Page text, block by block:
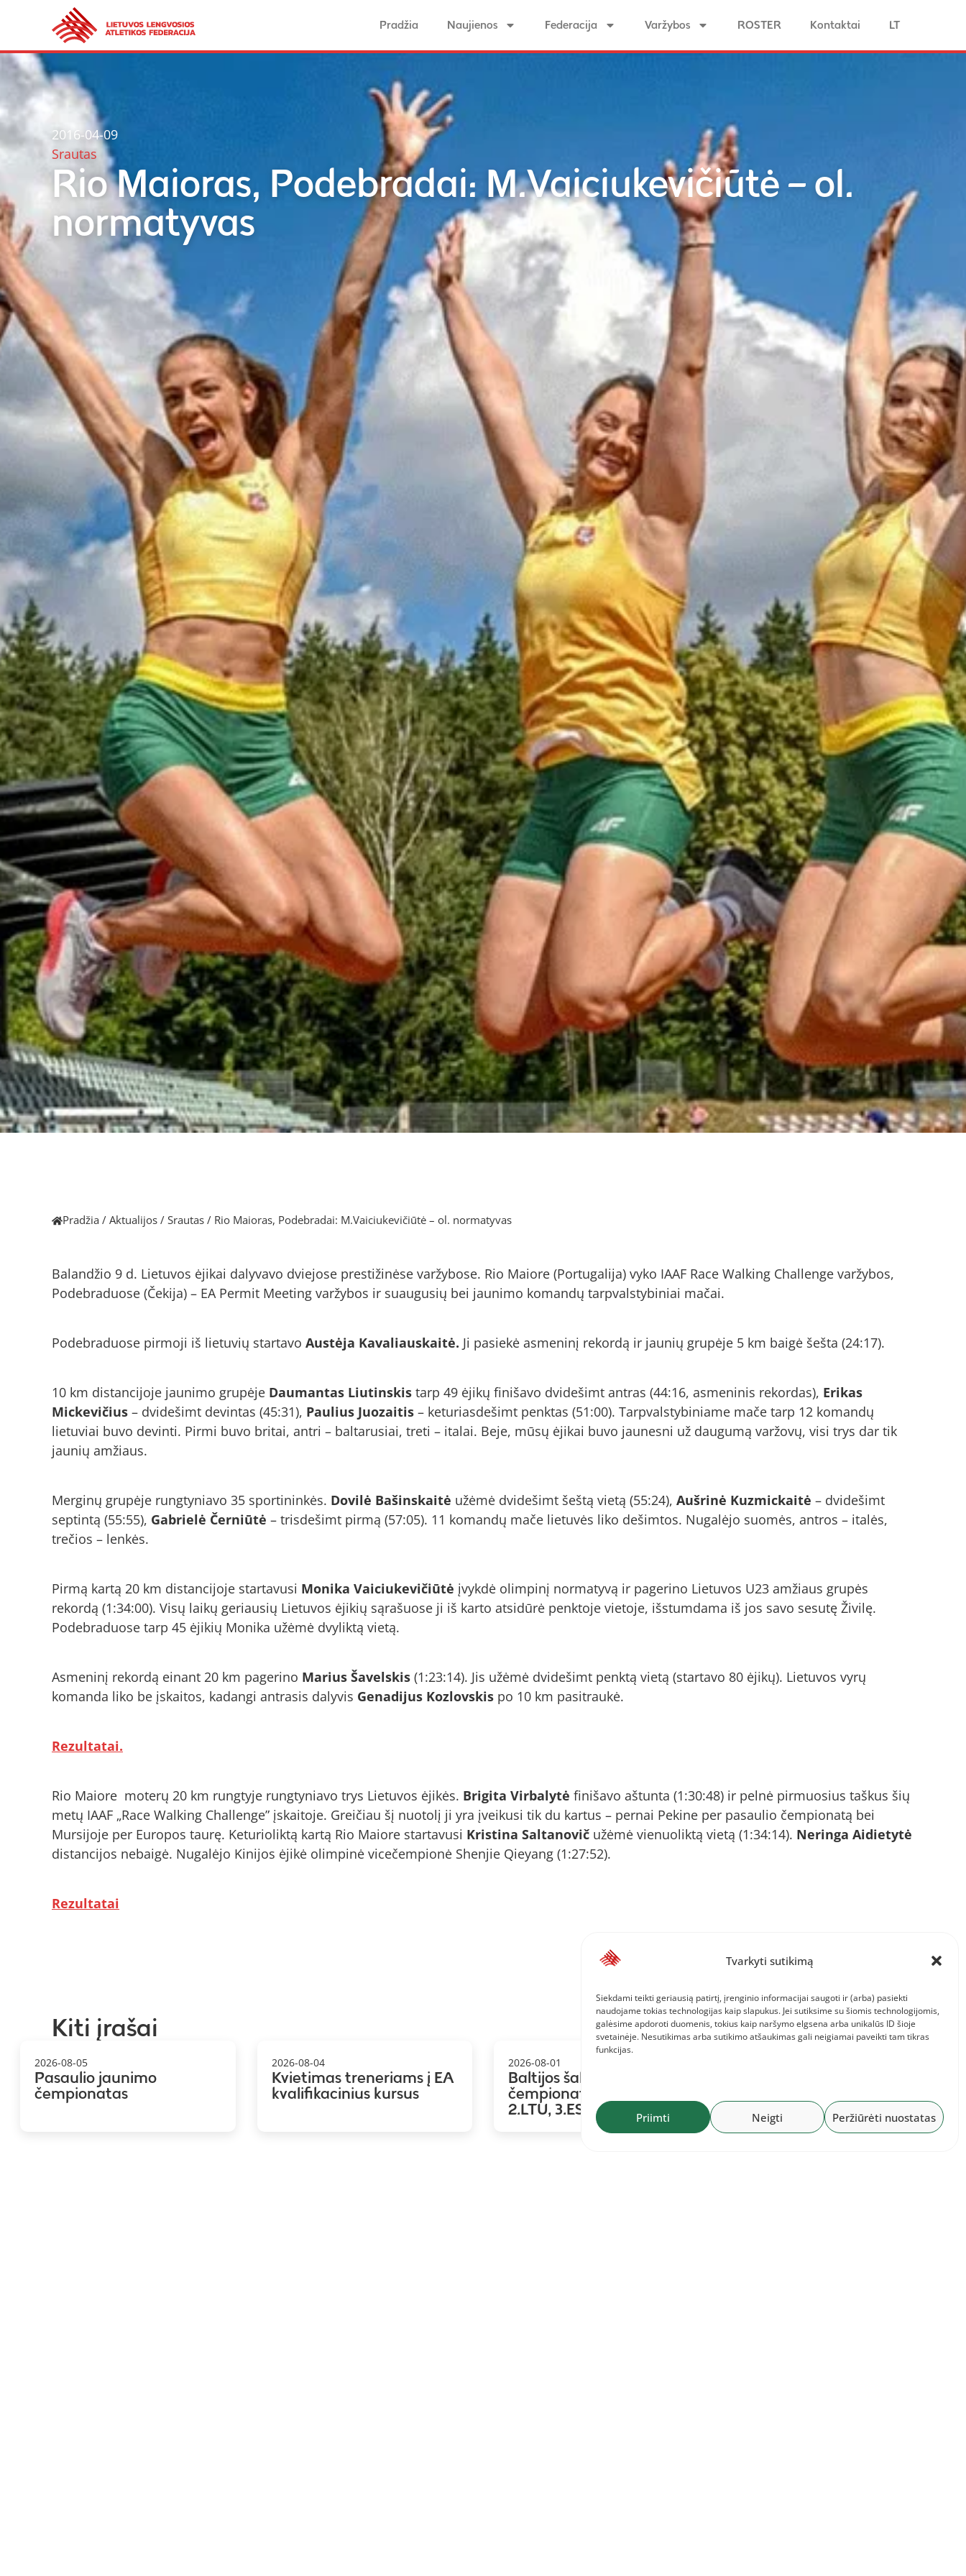
Tvarkyti sutikimą
Siekdami teikti geriausią patirtį, įrenginio informacijai saugoti ir (arba) pasiekti
naudojame tokias technologijas kaip slapukus. Jei sutiksime su šiomis technologijomis,
galėsime apdoroti duomenis, tokius kaip naršymo elgsena arba unikalūs ID šioje
svetainėje. Nesutikimas arba sutikimo atšaukimas gali neigiamai paveikti tam tikras
funkcijas.
Priimti Neigti Peržiūrėti nuostatas
Pradžia Naujienos Federacija Varžybos ROSTER Kontaktai LT
2016-04-09
Srautas
Rio Maioras, Podebradai: M.Vaiciukevičiūtė – ol.
normatyvas
Pradžia / Aktualijos / Srautas / Rio Maioras, Podebradai: M.Vaiciukevičiūtė – ol. normatyvas
Balandžio 9 d. Lietuvos ėjikai dalyvavo dviejose prestižinėse varžybose. Rio Maiore (Portugalija) vyko IAAF Race Walking Challenge varžybos,
Podebraduose (Čekija) – EA Permit Meeting varžybos ir suaugusių bei jaunimo komandų tarpvalstybiniai mačai.
Podebraduose pirmoji iš lietuvių startavo Austėja Kavaliauskaitė. Ji pasiekė asmeninį rekordą ir jaunių grupėje 5 km baigė šešta (24:17).
10 km distancijoje jaunimo grupėje Daumantas Liutinskis tarp 49 ėjikų finišavo dvidešimt antras (44:16, asmeninis rekordas), Erikas
Mickevičius – dvidešimt devintas (45:31), Paulius Juozaitis – keturiasdešimt penktas (51:00). Tarpvalstybiniame mače tarp 12 komandų
lietuviai buvo devinti. Pirmi buvo britai, antri – baltarusiai, treti – italai. Beje, mūsų ėjikai buvo jaunesni už daugumą varžovų, visi trys dar tik
jaunių amžiaus.
Merginų grupėje rungtyniavo 35 sportininkės. Dovilė Bašinskaitė užėmė dvidešimt šeštą vietą (55:24), Aušrinė Kuzmickaitė – dvidešimt
septintą (55:55), Gabrielė Černiūtė – trisdešimt pirmą (57:05). 11 komandų mače lietuvės liko dešimtos. Nugalėjo suomės, antros – italės,
trečios – lenkės.
Pirmą kartą 20 km distancijoje startavusi Monika Vaiciukevičiūtė įvykdė olimpinį normatyvą ir pagerino Lietuvos U23 amžiaus grupės
rekordą (1:34:00). Visų laikų geriausių Lietuvos ėjikių sąrašuose ji iš karto atsidūrė penktoje vietoje, išstumdama iš jos savo sesutę Živilę.
Podebraduose tarp 45 ėjikių Monika užėmė dvyliktą vietą.
Asmeninį rekordą einant 20 km pagerino Marius Šavelskis (1:23:14). Jis užėmė dvidešimt penktą vietą (startavo 80 ėjikų). Lietuvos vyrų
komanda liko be įskaitos, kadangi antrasis dalyvis Genadijus Kozlovskis po 10 km pasitraukė.
Rezultatai.
Rio Maiore moterų 20 km rungtyje rungtyniavo trys Lietuvos ėjikės. Brigita Virbalytė finišavo aštunta (1:30:48) ir pelnė pirmuosius taškus šių
metų IAAF „Race Walking Challenge” įskaitoje. Greičiau šį nuotolį ji yra įveikusi tik du kartus – pernai Pekine per pasaulio čempionatą bei
Mursijoje per Europos taurę. Keturioliktą kartą Rio Maiore startavusi Kristina Saltanovič užėmė vienuoliktą vietą (1:34:14). Neringa Aidietytė
distancijos nebaigė. Nugalėjo Kinijos ėjikė olimpinė vicečempionė Shenjie Qieyang (1:27:52).
Rezultatai
Kiti įrašai
2026-08-05
Pasaulio jaunimo
čempionatas
2026-08-04
Kvietimas treneriams į EA
kvalifikacinius kursus
2026-08-01
Baltijos šalių komandinis
čempionatas: 1.LAT,
2.LTU, 3.EST
komanda ir informacija jai